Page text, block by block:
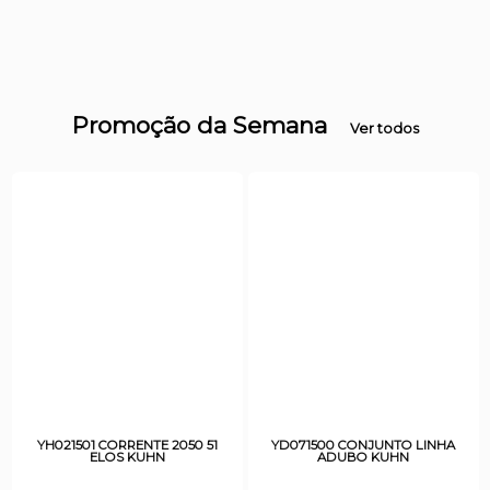
Promoção da Semana Ver todos
YH021501 CORRENTE 2050 51
ELOS KUHN
YD071500 CONJUNTO LINHA
ADUBO KUHN